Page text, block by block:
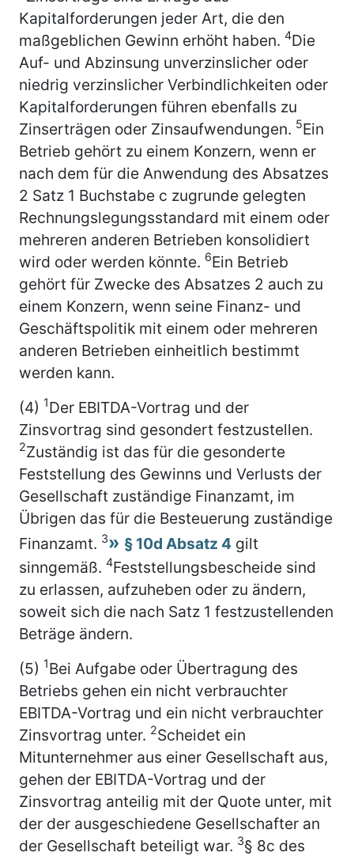
Kapitalforderungen jeder Art, die den
maßgeblichen Gewinn erhöht haben. 4Die
Auf- und Abzinsung unverzinslicher oder
niedrig verzinslicher Verbindlichkeiten oder
Kapitalforderungen führen ebenfalls zu
Zinserträgen oder Zinsaufwendungen. 5Ein
Betrieb gehört zu einem Konzern, wenn er
nach dem für die Anwendung des Absatzes
2 Satz 1 Buchstabe c zugrunde gelegten
Rechnungslegungsstandard mit einem oder
mehreren anderen Betrieben konsolidiert
wird oder werden könnte. 6Ein Betrieb
gehört für Zwecke des Absatzes 2 auch zu
einem Konzern, wenn seine Finanz- und
Geschäftspolitik mit einem oder mehreren
anderen Betrieben einheitlich bestimmt
werden kann.
(4) 1Der EBITDA-Vortrag und der
Zinsvortrag sind gesondert festzustellen.
2Zuständig ist das für die gesonderte
Feststellung des Gewinns und Verlusts der
Gesellschaft zuständige Finanzamt, im
Übrigen das für die Besteuerung zuständige
Finanzamt. 3 § 10d Absatz 4 gilt
sinngemäß. 4Feststellungsbescheide sind
zu erlassen, aufzuheben oder zu ändern,
soweit sich die nach Satz 1 festzustellenden
Beträge ändern.
(5) 1Bei Aufgabe oder Übertragung des
Betriebs gehen ein nicht verbrauchter
EBITDA-Vortrag und ein nicht verbrauchter
Zinsvortrag unter. 2Scheidet ein
Mitunternehmer aus einer Gesellschaft aus,
gehen der EBITDA-Vortrag und der
Zinsvortrag anteilig mit der Quote unter, mit
der der ausgeschiedene Gesellschafter an
der Gesellschaft beteiligt war. 3§ 8c des